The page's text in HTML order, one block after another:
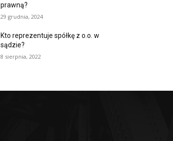
prawną?
29 grudnia, 2024
Kto reprezentuje spółkę z o.o. w
sądzie?
8 sierpnia, 2022